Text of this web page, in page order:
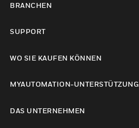
BRANCHEN
SUPPORT
WO SIE KAUFEN KÖNNEN
MYAUTOMATION-UNTERSTÜTZUNG
DAS UNTERNEHMEN